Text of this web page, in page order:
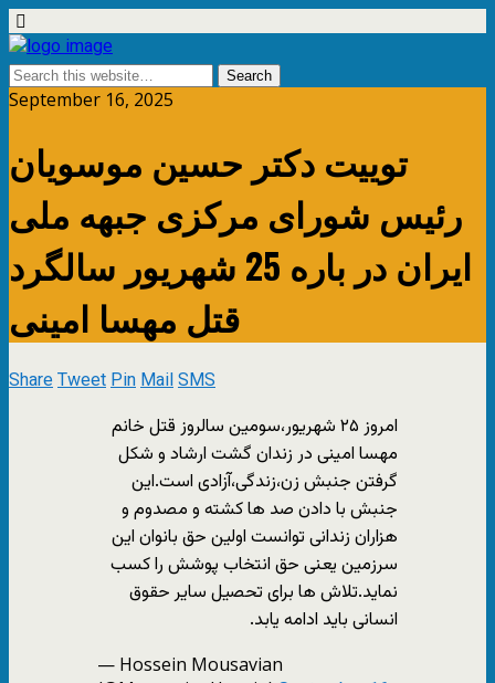
September 16, 2025
توییت دکتر حسین موسویان
رئیس شورای مرکزی جبهه ملی
ایران در باره 25 شهریور سالگرد
قتل مهسا امینی
ShareTweetPinMailSMS
امروز ۲۵ شهریور،سومین سالروز قتل خانم
مهسا امینی در زندان گشت ارشاد و شکل
گرفتن جنبش زن،زندگی،آزادی است.این
جنبش با دادن صد ها کشته و مصدوم و
هزاران زندانی توانست اولین حق بانوان این
سرزمین یعنی حق انتخاب پوشش را کسب
نماید.تلاش ها برای تحصیل سایر حقوق
انسانی باید ادامه یابد.
— Hossein Mousavian